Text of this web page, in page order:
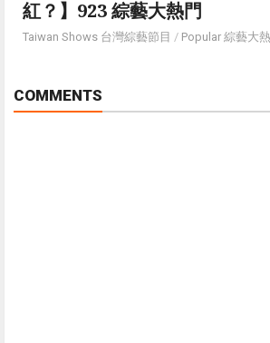
紅？】923 綜藝大熱門
Taiwan Shows 台灣綜藝節目 / Popular 綜藝大
COMMENTS